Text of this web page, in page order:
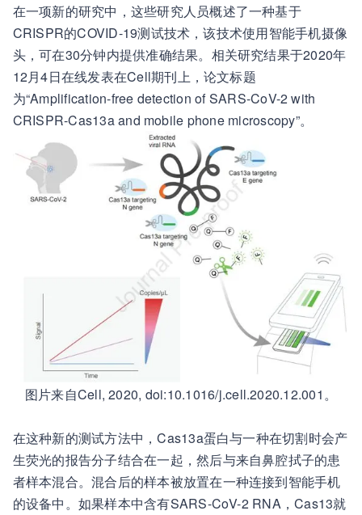
在一项新的研究中，这些研究人员概述了一种基于
CRISPR的COVID-19测试技术，该技术使用智能手机摄像
头，可在30分钟内提供准确结果。相关研究结果于2020年
12月4日在线发表在Cell期刊上，论文标题
为“Amplification-free detection of SARS-CoV-2 with
CRISPR-Cas13a and mobile phone microscopy”。
图片来自Cell, 2020, doi:10.1016/j.cell.2020.12.001。
在这种新的测试方法中，Cas13a蛋白与一种在切割时会产
生荧光的报告分子结合在一起，然后与来自鼻腔拭子的患
者样本混合。混合后的样本被放置在一种连接到智能手机
的设备中。如果样本中含有SARS-CoV-2 RNA，Cas13就